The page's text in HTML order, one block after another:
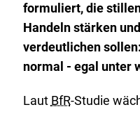
formuliert, die
Handeln stärken
verdeutlichen
normal - egal unter
Laut BfR-Studie